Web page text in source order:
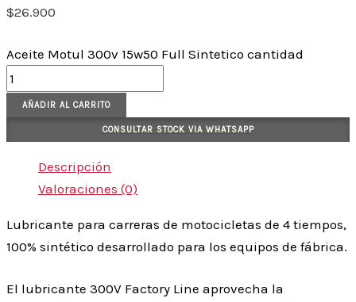
$26.900
Aceite Motul 300v 15w50 Full Sintetico cantidad
AÑADIR AL CARRITO
CONSULTAR STOCK VIA WHATSAPP
Descripción
Valoraciones (0)
Lubricante para carreras de motocicletas de 4 tiempos,
100% sintético desarrollado para los equipos de fábrica.
El lubricante 300V Factory Line aprovecha la